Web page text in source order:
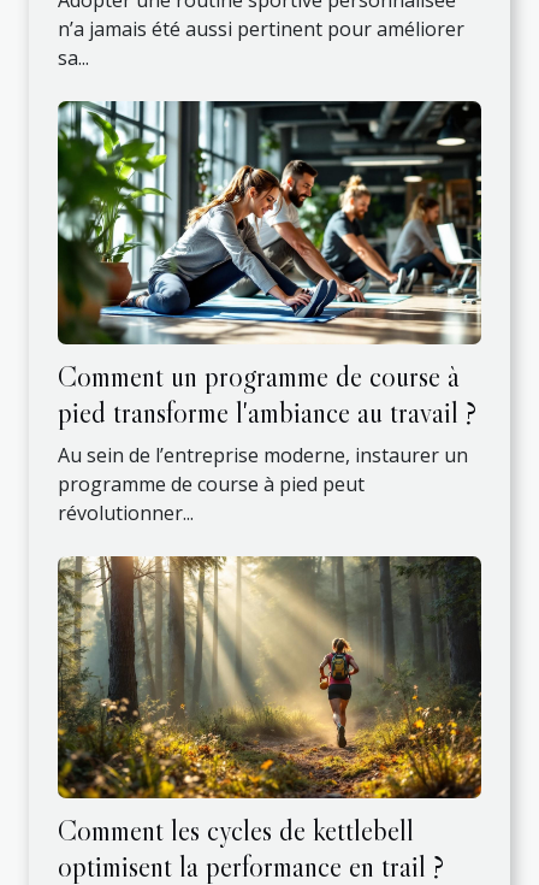
?
n’a jamais été aussi pertinent pour améliorer
sa...
Comment un programme de course à
pied transforme l'ambiance au travail ?
Au sein de l’entreprise moderne, instaurer un
programme de course à pied peut
révolutionner...
Comment les cycles de kettlebell
optimisent la performance en trail ?